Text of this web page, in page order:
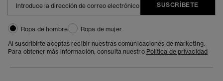
SUSCRÍBETE
Ropa de hombre
Ropa de mujer
Al suscribirte aceptas recibir nuestras comunicaciones de marketing.
Para obtener más información, consulta nuestro Política de privacidad